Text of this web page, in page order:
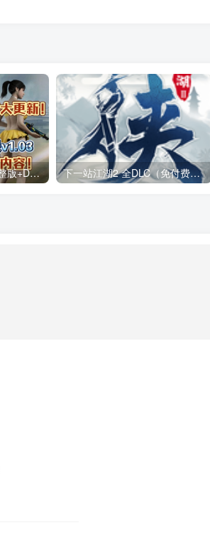
光明记忆无限v1.03[完整版+DLC+mod版]Steam移植 下一站江湖2 全DLC（免付费解锁完整版）Steam移植